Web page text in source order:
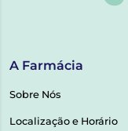
A Farmácia
Sobre Nós
Localização e Horário